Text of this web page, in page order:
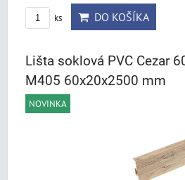
ks DO KOŠÍKA
Lišta soklová PVC Cezar
M405 60x20x2500 mm
NOVINKA